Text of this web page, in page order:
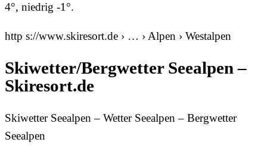
4°, niedrig -1°.
http s://www.skiresort.de › … › Alpen › Westalpen
Skiwetter/Bergwetter Seealpen –
Skiresort.de
Skiwetter Seealpen – Wetter Seealpen – Bergwetter
Seealpen